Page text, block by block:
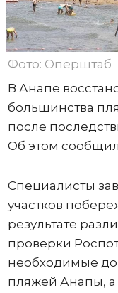
Фото: Оперштаб
В Анапе
большинства
после
Об этом
Специалисты
участков
результате
проверки
необходимые
пляжей Анапы, а